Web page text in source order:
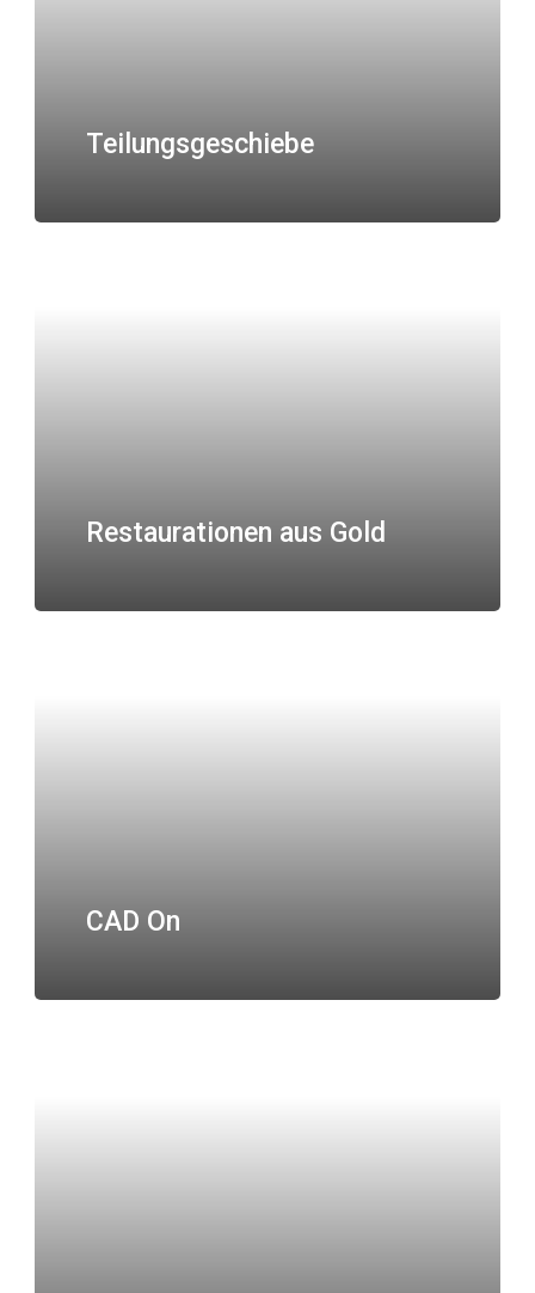
Teilungsgeschiebe
Restaurationen aus Gold
CAD On